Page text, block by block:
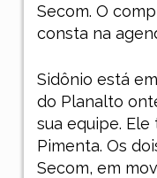
Secom. O
consta na
Sidônio está
do Planalto
sua equipe.
Pimenta. Os
Secom, em